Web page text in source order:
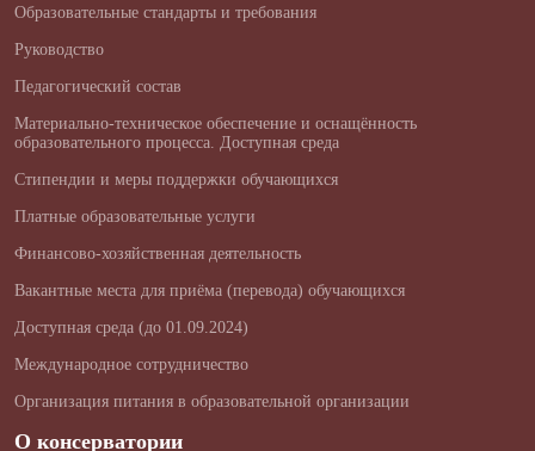
Образовательные стандарты и требования
Руководство
Педагогический состав
Материально-техническое обеспечение и оснащённость
образовательного процесса. Доступная среда
Стипендии и меры поддержки обучающихся
Платные образовательные услуги
Финансово-хозяйственная деятельность
Вакантные места для приёма (перевода) обучающихся
Доступная среда (до 01.09.2024)
Международное сотрудничество
Организация питания в образовательной организации
О консерватории